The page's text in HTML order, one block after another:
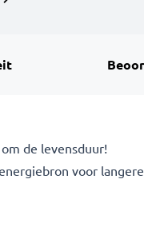
de levensduur!
voor